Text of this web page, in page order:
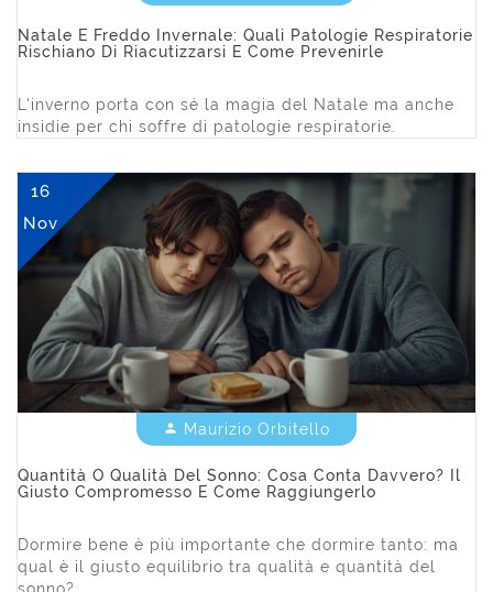
Natale E Freddo Invernale: Quali Patologie Respiratorie
Rischiano Di Riacutizzarsi E Come Prevenirle
L'inverno porta con sé la magia del Natale ma anche
insidie per chi soffre di patologie respiratorie.
16
Nov
 Maurizio Orbitello
Quantità O Qualità Del Sonno: Cosa Conta Davvero? Il
Giusto Compromesso E Come Raggiungerlo
Dormire bene è più importante che dormire tanto: ma
qual è il giusto equilibrio tra qualità e quantità del